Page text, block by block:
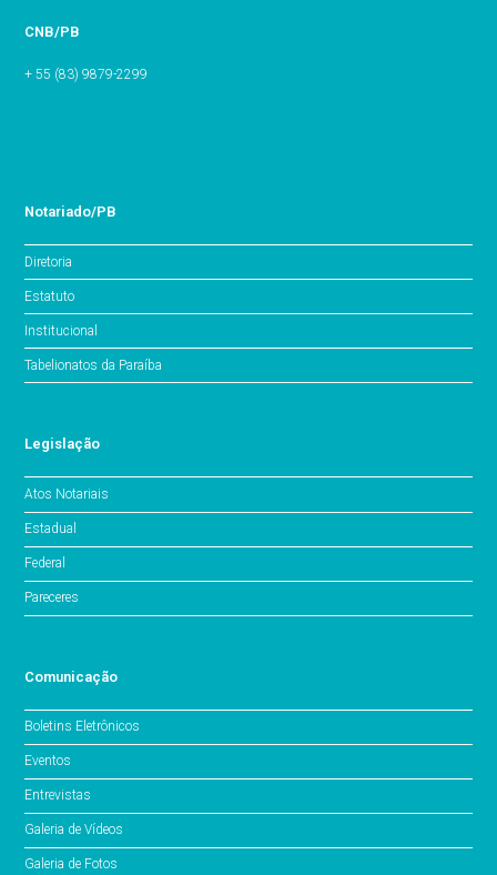
CNB/PB
+ 55 (83) 9879-2299
Notariado/PB
Diretoria
Estatuto
Institucional
Tabelionatos da Paraíba
Legislação
Atos Notariais
Estadual
Federal
Pareceres
Comunicação
Boletins Eletrônicos
Eventos
Entrevistas
Galeria de Vídeos
Galeria de Fotos